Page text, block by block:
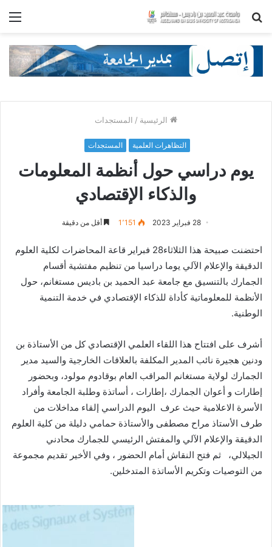
بحث
الرئيسية / المستجدات
التظاهرات العلمية المستجدات
يوم دراسي حول أنظمة المعلومات
والذكاء الإقتصادي‎‎
28 فبراير 2023 1٬151 أقل من دقيقة
احتضنت صبيحة هذا الثلاثاء28 فبراير قاعة المحاضرات لكلية العلوم
الدقيقة والإعلام الآلي يوما دراسيا من تنظيم مفتشية أقسام
الجمارك بالتنسيق مع جامعة عبد الحميد بن باديس مستغانم، حول
الأنظمة للمعلوماتية كأداة للذكاء الإقتصادي في خدمة التنمية
الوطنية.
أشرف على افتتاح هذا اللقاء العلمي الإقتصادي كل من الأستاذة بن
ودنين هجيرة نائب المدير المكلفة بالعلاقات الخارجية والسيد مدير
الجمارك لولاية مستغانم المراقب العام بوقادوم مولود، وبحضور
إطارات و أعوان الجمارك ،إطارات ، أساتذة وطلبة الجامعة وأفراد
الأسرة الاعلامية حيث عرف اليوم الدراسي إلقاء مداخلات من
طرف الأستاذ مراح مصطفى والأستاذة حمامي دليلة من كلية العلوم
الدقيقة والإعلام الآلي والمفتش الرئيسي للجمارك محادني
الجيلالي، ثم فتح النقاش أمام الحضور ، وفي الأخير تقديم مجموعة
من التوصيات وتكريم الأساتذة المتدخلين.